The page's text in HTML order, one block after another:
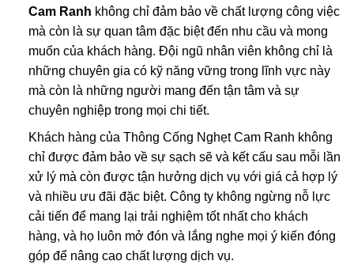
Cam Ranh không chỉ đảm bảo về chất lượng công việc
mà còn là sự quan tâm đặc biệt đến nhu cầu và mong
muốn của khách hàng. Đội ngũ nhân viên không chỉ là
những chuyên gia có kỹ năng vững trong lĩnh vực này
mà còn là những người mang đến tận tâm và sự
chuyên nghiệp trong mọi chi tiết.
Khách hàng của Thông Cống Nghẹt Cam Ranh không
chỉ được đảm bảo về sự sạch sẽ và kết cấu sau mỗi lần
xử lý mà còn được tận hưởng dịch vụ với giá cả hợp lý
và nhiều ưu đãi đặc biệt. Công ty không ngừng nỗ lực
cải tiến để mang lại trải nghiệm tốt nhất cho khách
hàng, và họ luôn mở đón và lắng nghe mọi ý kiến đóng
góp để nâng cao chất lượng dịch vụ.